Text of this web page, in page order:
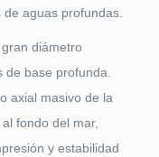
aguas profundas.
diámetro
base profunda.
axial masivo de la
fondo del mar,
y estabilidad